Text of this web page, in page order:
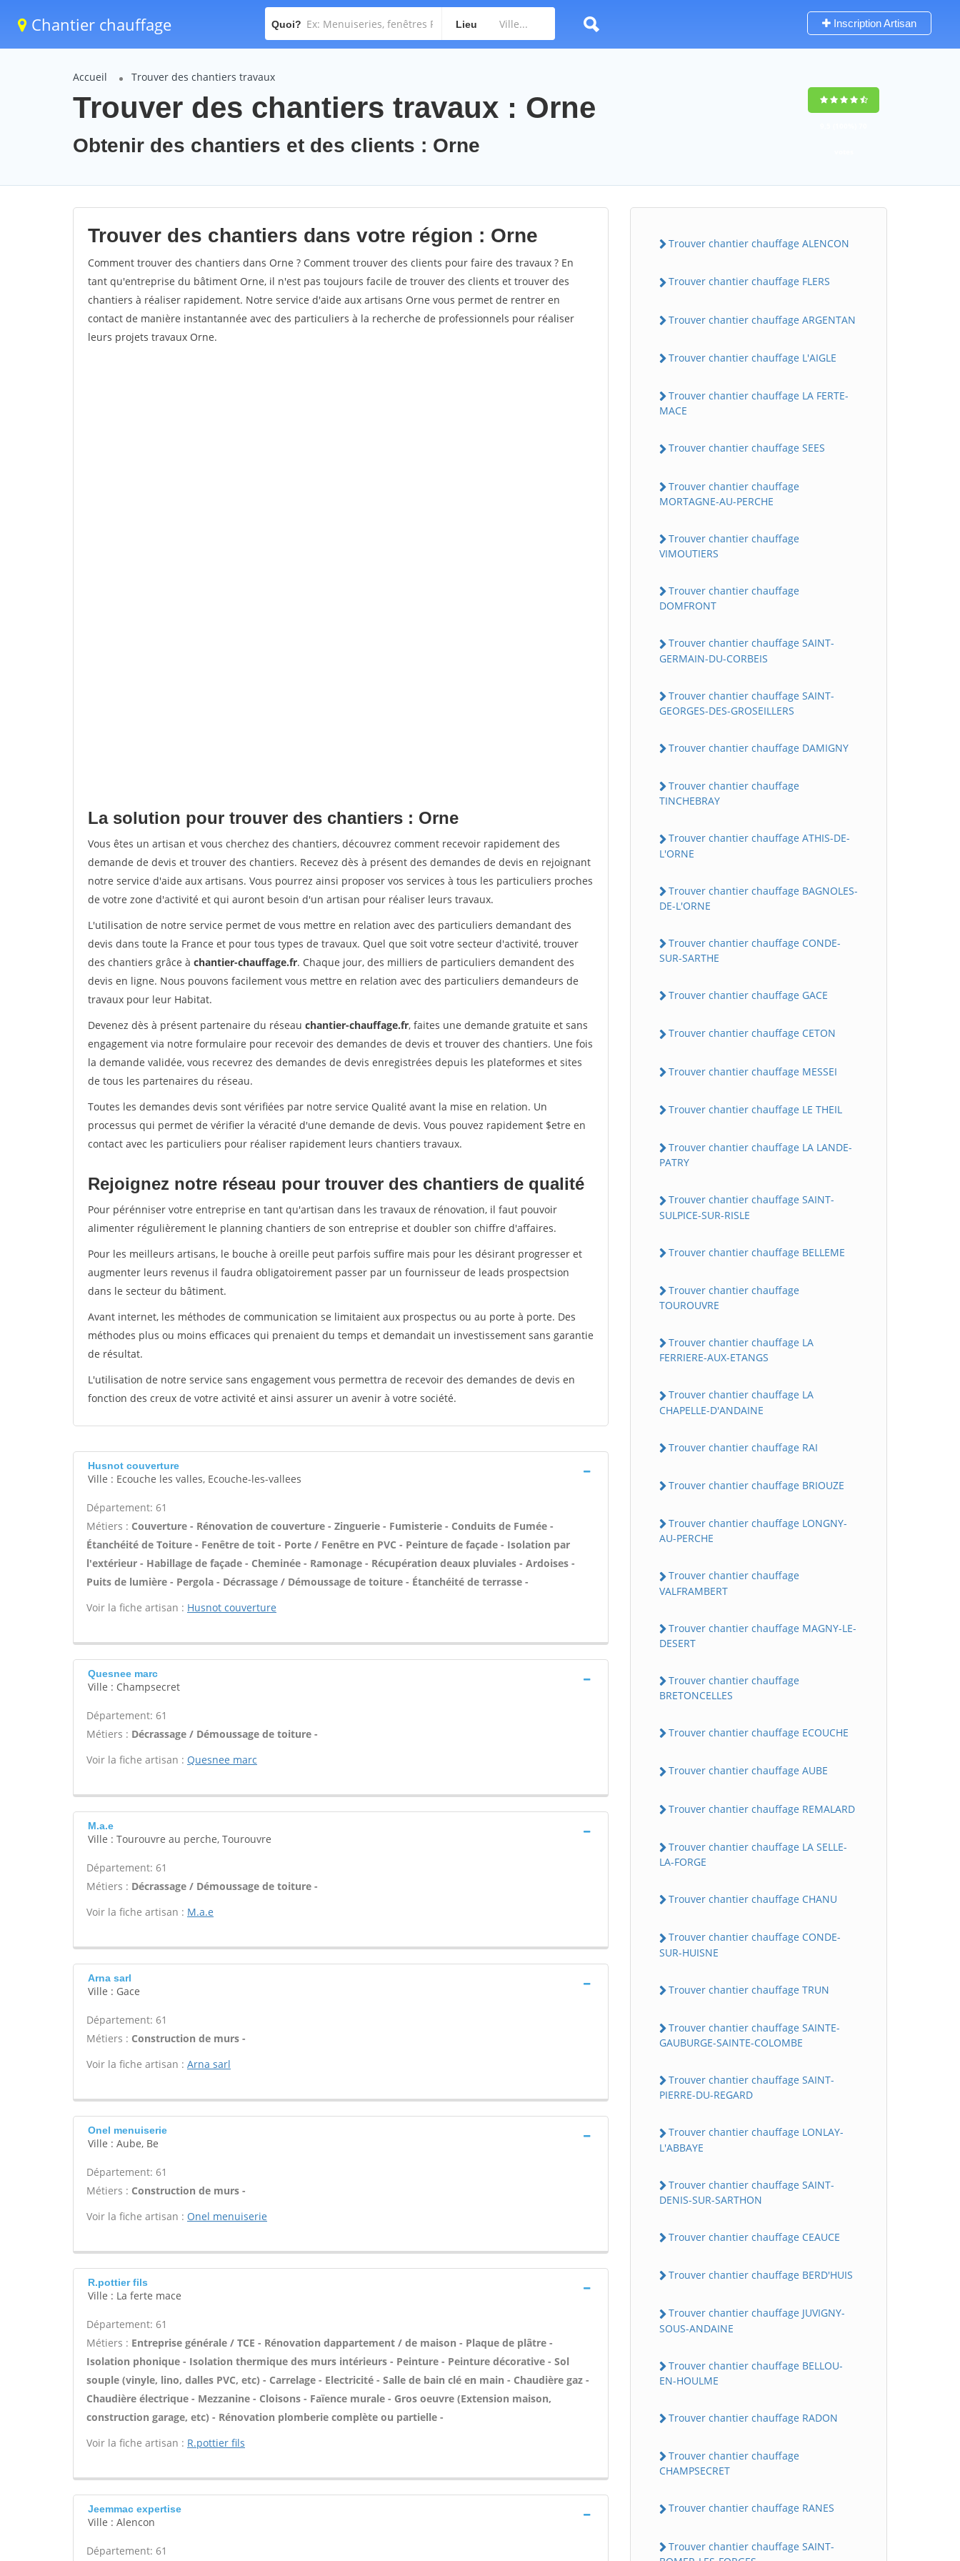
Chantier chauffage Quoi? Lieu Inscription Artisan
Accueil Trouver des chantiers travaux
Trouver des chantiers travaux : Orne
Obtenir des chantiers et des clients : Orne
Trouver des chantiers dans votre région : Orne
Comment trouver des chantiers dans Orne ? Comment trouver des clients pour faire des travaux ? En
tant qu'entreprise du bâtiment Orne, il n'est pas toujours facile de trouver des clients et trouver des
chantiers à réaliser rapidement. Notre service d'aide aux artisans Orne vous permet de rentrer en
contact de manière instantannée avec des particuliers à la recherche de professionnels pour réaliser
leurs projets travaux Orne.
La solution pour trouver des chantiers : Orne
Vous êtes un artisan et vous cherchez des chantiers, découvrez comment recevoir rapidement des
demande de devis et trouver des chantiers. Recevez dès à présent des demandes de devis en rejoignant
notre service d'aide aux artisans. Vous pourrez ainsi proposer vos services à tous les particuliers proches
de votre zone d'activité et qui auront besoin d'un artisan pour réaliser leurs travaux.
L'utilisation de notre service permet de vous mettre en relation avec des particuliers demandant des
devis dans toute la France et pour tous types de travaux. Quel que soit votre secteur d'activité, trouver
des chantiers grâce à chantier-chauffage.fr. Chaque jour, des milliers de particuliers demandent des
devis en ligne. Nous pouvons facilement vous mettre en relation avec des particuliers demandeurs de
travaux pour leur Habitat.
Devenez dès à présent partenaire du réseau chantier-chauffage.fr, faites une demande gratuite et sans
engagement via notre formulaire pour recevoir des demandes de devis et trouver des chantiers. Une fois
la demande validée, vous recevrez des demandes de devis enregistrées depuis les plateformes et sites
de tous les partenaires du réseau.
Toutes les demandes devis sont vérifiées par notre service Qualité avant la mise en relation. Un
processus qui permet de vérifier la véracité d'une demande de devis. Vous pouvez rapidement $etre en
contact avec les particuliers pour réaliser rapidement leurs chantiers travaux.
Rejoignez notre réseau pour trouver des chantiers de qualité
Pour pérénniser votre entreprise en tant qu'artisan dans les travaux de rénovation, il faut pouvoir
alimenter régulièrement le planning chantiers de son entreprise et doubler son chiffre d'affaires.
Pour les meilleurs artisans, le bouche à oreille peut parfois suffire mais pour les désirant progresser et
augmenter leurs revenus il faudra obligatoirement passer par un fournisseur de leads prospectsion
dans le secteur du bâtiment.
Avant internet, les méthodes de communication se limitaient aux prospectus ou au porte à porte. Des
méthodes plus ou moins efficaces qui prenaient du temps et demandait un investissement sans garantie
de résultat.
L'utilisation de notre service sans engagement vous permettra de recevoir des demandes de devis en
fonction des creux de votre activité et ainsi assurer un avenir à votre société.
Husnot couverture
Ville : Ecouche les valles, Ecouche-les-vallees
Département: 61
Métiers : Couverture - Rénovation de couverture - Zinguerie - Fumisterie - Conduits de Fumée -
Étanchéité de Toiture - Fenêtre de toit - Porte / Fenêtre en PVC - Peinture de façade - Isolation par
l'extérieur - Habillage de façade - Cheminée - Ramonage - Récupération deaux pluviales - Ardoises -
Puits de lumière - Pergola - Décrassage / Démoussage de toiture - Étanchéité de terrasse -
Voir la fiche artisan : Husnot couverture
Quesnee marc
Ville : Champsecret
Département: 61
Métiers : Décrassage / Démoussage de toiture -
Voir la fiche artisan : Quesnee marc
M.a.e
Ville : Tourouvre au perche, Tourouvre
Département: 61
Métiers : Décrassage / Démoussage de toiture -
Voir la fiche artisan : M.a.e
Arna sarl
Ville : Gace
Département: 61
Métiers : Construction de murs -
Voir la fiche artisan : Arna sarl
Onel menuiserie
Ville : Aube, Be
Département: 61
Métiers : Construction de murs -
Voir la fiche artisan : Onel menuiserie
R.pottier fils
Ville : La ferte mace
Département: 61
Métiers : Entreprise générale / TCE - Rénovation dappartement / de maison - Plaque de plâtre -
Isolation phonique - Isolation thermique des murs intérieurs - Peinture - Peinture décorative - Sol
souple (vinyle, lino, dalles PVC, etc) - Carrelage - Electricité - Salle de bain clé en main - Chaudière gaz -
Chaudière électrique - Mezzanine - Cloisons - Faïence murale - Gros oeuvre (Extension maison,
construction garage, etc) - Rénovation plomberie complète ou partielle -
Voir la fiche artisan : R.pottier fils
Jeemmac expertise
Ville : Alencon
Département: 61
Trouver chantier chauffage ALENCON
Trouver chantier chauffage FLERS
Trouver chantier chauffage ARGENTAN
Trouver chantier chauffage L'AIGLE
Trouver chantier chauffage LA FERTE-
MACE
Trouver chantier chauffage SEES
Trouver chantier chauffage
MORTAGNE-AU-PERCHE
Trouver chantier chauffage
VIMOUTIERS
Trouver chantier chauffage
DOMFRONT
Trouver chantier chauffage SAINT-
GERMAIN-DU-CORBEIS
Trouver chantier chauffage SAINT-
GEORGES-DES-GROSEILLERS
Trouver chantier chauffage DAMIGNY
Trouver chantier chauffage
TINCHEBRAY
Trouver chantier chauffage ATHIS-DE-
L'ORNE
Trouver chantier chauffage BAGNOLES-
DE-L'ORNE
Trouver chantier chauffage CONDE-
SUR-SARTHE
Trouver chantier chauffage GACE
Trouver chantier chauffage CETON
Trouver chantier chauffage MESSEI
Trouver chantier chauffage LE THEIL
Trouver chantier chauffage LA LANDE-
PATRY
Trouver chantier chauffage SAINT-
SULPICE-SUR-RISLE
Trouver chantier chauffage BELLEME
Trouver chantier chauffage
TOUROUVRE
Trouver chantier chauffage LA
FERRIERE-AUX-ETANGS
Trouver chantier chauffage LA
CHAPELLE-D'ANDAINE
Trouver chantier chauffage RAI
Trouver chantier chauffage BRIOUZE
Trouver chantier chauffage LONGNY-
AU-PERCHE
Trouver chantier chauffage
VALFRAMBERT
Trouver chantier chauffage MAGNY-LE-
DESERT
Trouver chantier chauffage
BRETONCELLES
Trouver chantier chauffage ECOUCHE
Trouver chantier chauffage AUBE
Trouver chantier chauffage REMALARD
Trouver chantier chauffage LA SELLE-
LA-FORGE
Trouver chantier chauffage CHANU
Trouver chantier chauffage CONDE-
SUR-HUISNE
Trouver chantier chauffage TRUN
Trouver chantier chauffage SAINTE-
GAUBURGE-SAINTE-COLOMBE
Trouver chantier chauffage SAINT-
PIERRE-DU-REGARD
Trouver chantier chauffage LONLAY-
L'ABBAYE
Trouver chantier chauffage SAINT-
DENIS-SUR-SARTHON
Trouver chantier chauffage CEAUCE
Trouver chantier chauffage BERD'HUIS
Trouver chantier chauffage JUVIGNY-
SOUS-ANDAINE
Trouver chantier chauffage BELLOU-
EN-HOULME
Trouver chantier chauffage RADON
Trouver chantier chauffage
CHAMPSECRET
Trouver chantier chauffage RANES
Trouver chantier chauffage SAINT-